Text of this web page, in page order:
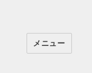
メニュー